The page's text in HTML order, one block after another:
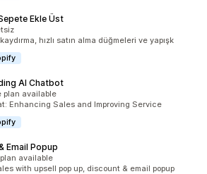
Ekle Üst
hızlı satın alma düğmeleri ve yapışk
AI Chatbot
plan available
Enhancing Sales and Improving Service
Email Popup
available
with upsell pop up, discount & email popup